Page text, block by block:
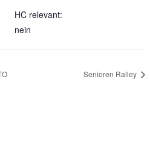
HC relevant:
nein
Senioren Ralley